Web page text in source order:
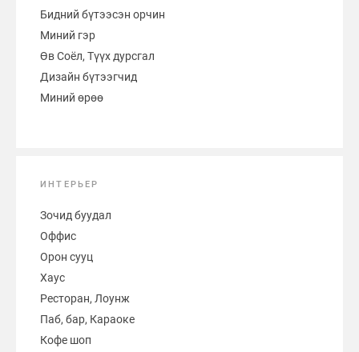
Бидний бүтээсэн орчин
Миний гэр
Өв Соёл, Түүх дурсгал
Дизайн бүтээгчид
Миний өрөө
ИНТЕРЬЕР
Зочид буудал
Оффис
Орон сууц
Хаус
Ресторан, Лоунж
Паб, бар, Караоке
Кофе шоп